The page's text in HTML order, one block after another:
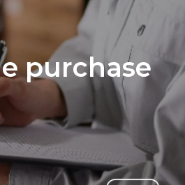
purchase